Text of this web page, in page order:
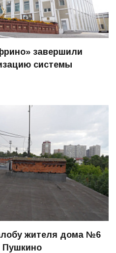
завершили
системы
жителя дома №6
Пушкино